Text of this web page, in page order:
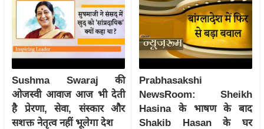
मा
/
ध
र्म
स्थ
ल
Sushma Swaraj की
ओजस्वी आवाज आज भी देती
है प्रेरणा, सेवा, संस्कार और
सशक्त नेतृत्व नहीं भूलेगा देश
Prabhasakshi
NewsRoom: Sheikh
Hasina के भाषण के बाद
Shakib Hasan के घर